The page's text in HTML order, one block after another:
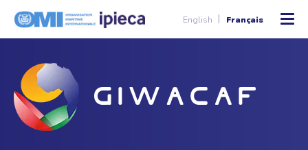
English Français